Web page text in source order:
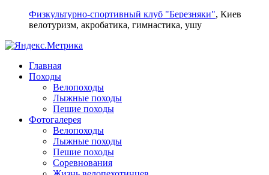
Физкультурно-спортивный клуб "Березняки", Киев
велотуризм, акробатика, гимнастика, ушу
Главная
Походы
Велопоходы
Лыжные походы
Пешие походы
Фотогалерея
Велопоходы
Лыжные походы
Пешие походы
Соревнования